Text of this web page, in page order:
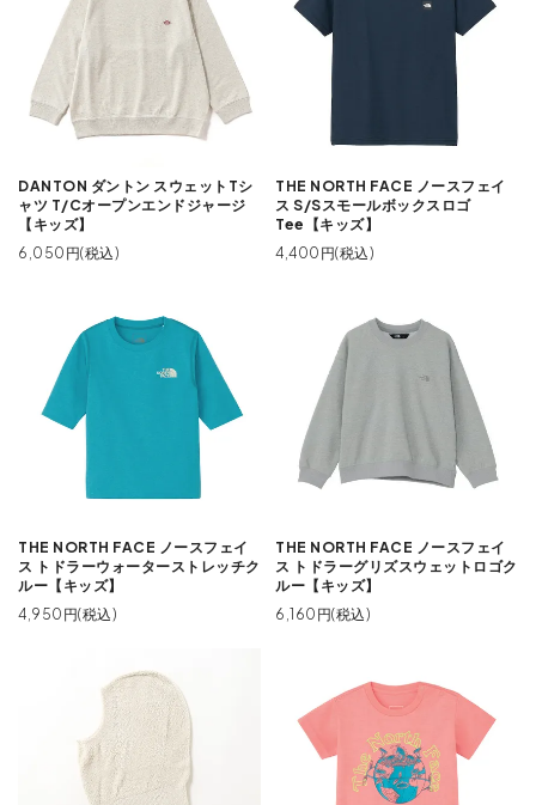
DANTON ダントン スウェットTシ
ャツ T/Cオープンエンドジャージ
【キッズ】
6,050円(税込)
THE NORTH FACE ノースフェイ
ス S/Sスモールボックスロゴ
Tee【キッズ】
4,400円(税込)
THE NORTH FACE ノースフェイ
ス トドラーウォーターストレッチク
ルー【キッズ】
4,950円(税込)
THE NORTH FACE ノースフェイ
ス トドラーグリズスウェットロゴク
ルー【キッズ】
6,160円(税込)